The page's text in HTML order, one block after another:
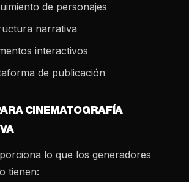
de personajes
narrativa
interactivos
de publicación
CINEMATOGRAFÍA
lo que los generadores
tienen: